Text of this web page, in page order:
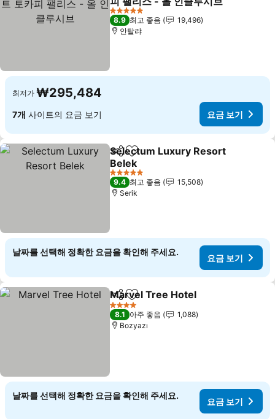
5 성급
8.9 최고 좋음
19,496
안탈랴
최저가 ₩295,484
7개 사이트의 요금 보기 요금 보기
공유 즐겨찾기에 추가
Selectum Luxury Resort
Belek
5 성급
9.4 최고 좋음
15,508
Serik
날짜를 선택해 정확한 요금을 확인해 주세요.
요금 보기
공유 즐겨찾기에 추가
Marvel Tree Hotel
4 성급
8.1 아주 좋음
1,088
Bozyazı
날짜를 선택해 정확한 요금을 확인해 주세요.
요금 보기